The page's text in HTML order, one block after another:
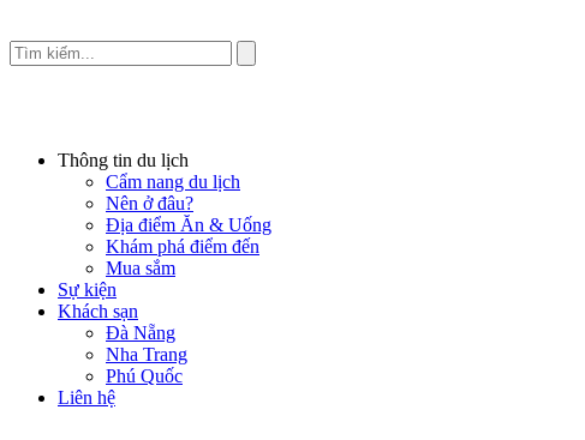
Thông tin du lịch
Cẩm nang du lịch
Nên ở đâu?
Địa điểm Ăn & Uống
Khám phá điểm đến
Mua sắm
Sự kiện
Khách sạn
Đà Nẵng
Nha Trang
Phú Quốc
Liên hệ